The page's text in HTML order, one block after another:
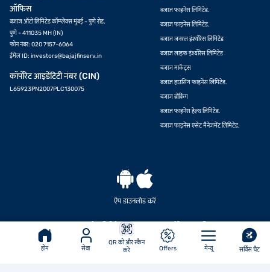
होम सेवा
QR को और स्कैन
करें
Offers मेन्यू सर्विस चैट
ऑफिस
बजाज ऑटो लिमिटेड कॉम्प्लेक्स मुंबई - पुणे रोड,
पुणे - 411035 MH (IN)
फोन नंबर: 020 7157-6064
ईमेल ID: investors@bajajfinserv.in
कॉर्पोरेट आइडेंटिटी नंबर (CIN)
L65923PN2007PLC130075
बजाज फाइनेंस लिमिटेड.
बजाज फाइनेंस लिमिटेड.
बजाज जनरल इंश्योरेंस लिमिटेड
बजाज लाइफ इंश्योरेंस लिमिटेड
बजाज मार्केट्स
बजाज हाउसिंग फाइनेंस लिमिटेड.
बजाज ब्रोकिंग
बजाज फाइनेंस हेल्थ लिमिटेड.
बजाज फाइनेंस एसेट मैनेजमेंट लिमिटेड.
ऐप डाउनलोड करें
© बजाज फाइनेंस लिमिटेड 2007-2026. सर्वाधिकार सुरक्षित.